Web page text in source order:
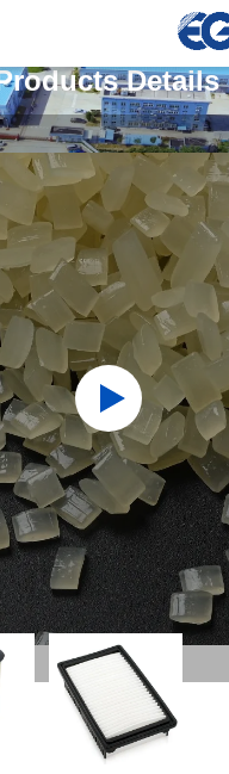
Products Details